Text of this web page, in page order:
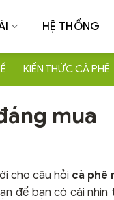
HỆ THỐNG
KIẾN THỨC CÀ PHÊ
mua
cho câu hỏi cà phê
để bạn có cái nhìn